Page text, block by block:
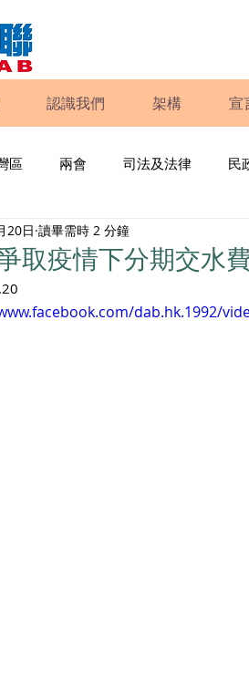
認識我們 架構 宣
區 兩會 司法及法律 民
專業 家庭
聯報告及建議書 調查 新冠肺
取疫情下分期交水
20日 讀畢需時 2 分鐘
dab.hk.1992/